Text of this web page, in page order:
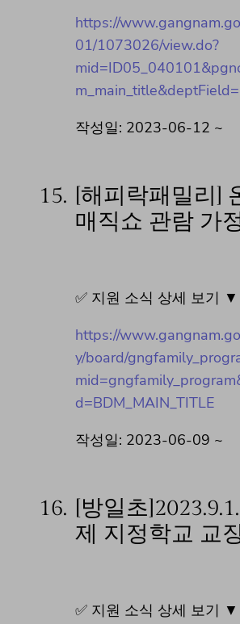
https://
01/1073026/view.do?
작성일: 2023-06-12 ~
15. [해피락패밀리]
매직쇼 관람 가
✅ 지원 소식 상세 보기 ▼
https://
y/board/
d=BDM_MAIN_TITLE
작성일: 2023-06-09 ~
16.
[방일초
제 지정학교 교
✅ 지원 소식 상세 보기 ▼